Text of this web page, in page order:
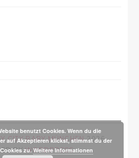
CITY BABY MÜNCHEN 2026.
BYWORDPRESS.
benutzt Cookies. Wenn du die
auf Akzeptieren klickst, stimmst du der
zu. Weitere Informationen